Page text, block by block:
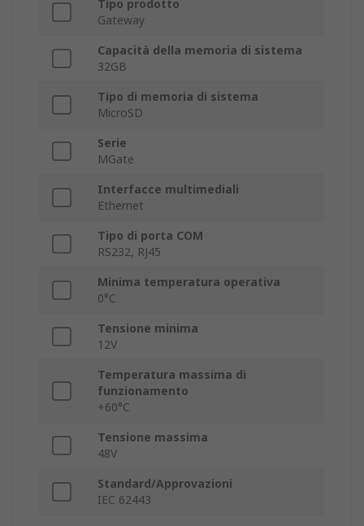
Tipo prodotto
Gateway
Capacità della memoria di sistema
32GB
Tipo di memoria di sistema
MicroSD
Serie
MGate
Interfacce multimediali
Ethernet
Tipo di porta COM
RS232, RJ45
Minima temperatura operativa
0°C
Tensione minima
12V
Temperatura massima di
funzionamento
+60°C
Tensione massima
48V
Standard/Approvazioni
IEC 62443